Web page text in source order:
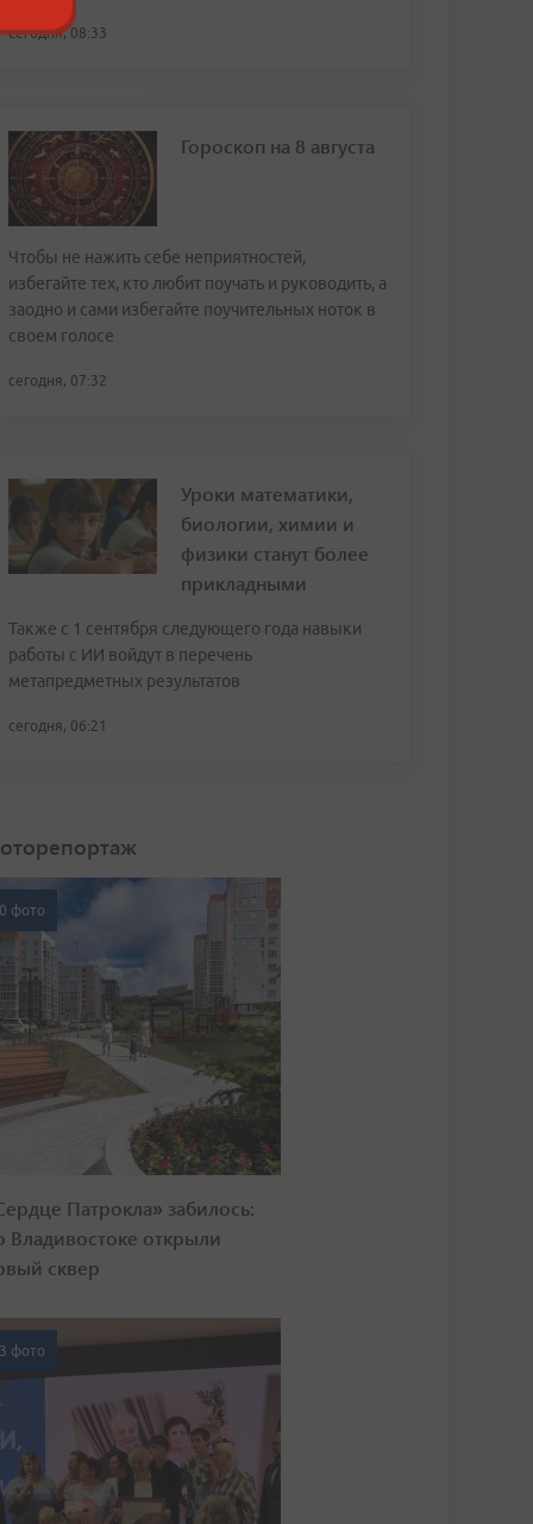
сегодня, 08:33
Гороскоп на 8 августа
Чтобы не нажить себе неприятностей,
избегайте тех, кто любит поучать и руководить, а
заодно и сами избегайте поучительных ноток в
своем голосе
сегодня, 07:32
Уроки математики,
биологии, химии и
физики станут более
прикладными
Также с 1 сентября следующего года навыки
работы с ИИ войдут в перечень
метапредметных результатов
сегодня, 06:21
фото
Патрокла» забилось:
Владивостоке открыли
сквер
фото